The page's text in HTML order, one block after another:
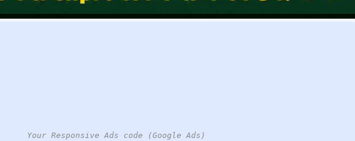
Your Responsive Ads code (Google Ads)